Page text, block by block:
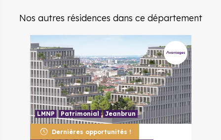
Nos autres résidences dans ce département
Dernières opportunités !
LMNP Patrimonial Jeanbrun
69003 Lyon